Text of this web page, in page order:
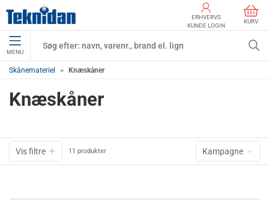
ERHVERVS
KUNDE LOGIN
KURV
MENU
Skånemateriel Knæskåner
Knæskåner
Vis filtre 11 produkter Kampagne